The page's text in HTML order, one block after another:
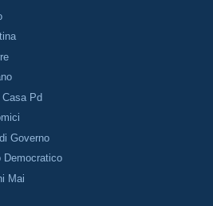
Casa Pd
Governo
Democratico
Mai